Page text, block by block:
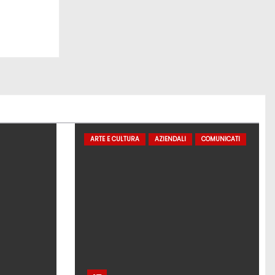
ARTE E CULTURA AZIENDALI COMUNICATI